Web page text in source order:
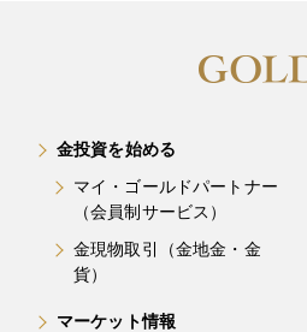
金投資を始める
マイ・ゴールドパートナー
（会員制サービス）
金現物取引（金地金・金
貨）
マーケット情報